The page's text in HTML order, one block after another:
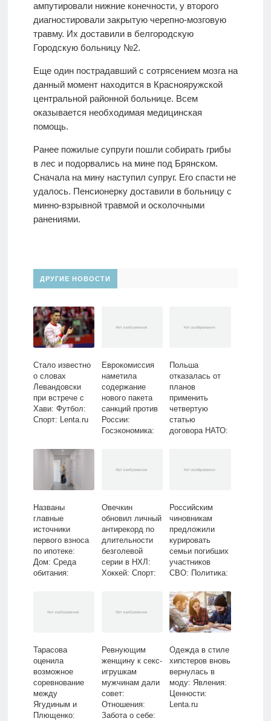
ампутировали нижние конечности, у второго
диагностировали закрытую черепно-мозговую
травму. Их доставили в белгородскую
Городскую больницу №2.
Еще один пострадавший с сотрясением мозга на
данный момент находится в Краснояружской
центральной районной больнице. Всем
оказывается необходимая медицинская
помощь.
Ранее пожилые супруги пошли собирать грибы
в лес и подорвались на мине под Брянском.
Сначала на мину наступил супруг. Его спасти не
удалось. Пенсионерку доставили в больницу с
минно-взрывной травмой и осколочными
ранениями.
ДРУГИЕ НОВОСТИ
Стало известно
о словах
Левандовски
при встрече с
Хави: Футбол:
Спорт: Lenta.ru
Еврокомиссия
наметила
содержание
нового пакета
санкций против
России:
Госэкономика:
Польша
отказалась от
планов
применить
четвертую
статью
договора НАТО:
Названы
главные
источники
первого взноса
по ипотеке:
Дом: Среда
обитания:
Овечкин
обновил личный
антирекорд по
длительности
безголевой
серии в НХЛ:
Хоккей: Спорт:
Российским
чиновникам
предложили
курировать
семьи погибших
участников
СВО: Политика:
Тарасова
оценила
возможное
соревнование
между
Ягудиным и
Плющенко:
Ревнующим
женщину к секс-
игрушкам
мужчинам дали
совет:
Отношения:
Забота о себе:
Одежда в стиле
хипстеров вновь
вернулась в
моду: Явления:
Ценности:
Lenta.ru